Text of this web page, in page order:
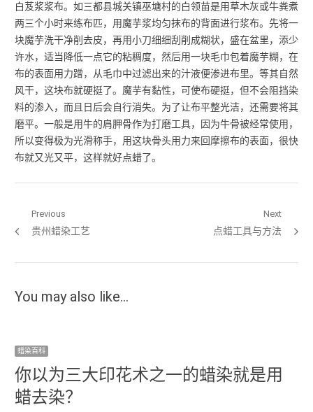
白芨浆浆布。如三都县城关镇巫塘村的白领苗是用草木灰或牛粪煮
两三个小时来练布匹，用魔芋浆均匀抹布的背面进行浆布。先将一
块魔芋洗干净削去皮，再用小刀细细刮削成糊状，盛在盆里，添少
许水，适当降低一点它的粘稠度，然后用一块毛巾包着魔芋糊，在
布的表面用力蹭，从毛巾中过滤出来的汁液便渗进布里。等其自然
风干，这块布就硬挺了。魔芋有黏性，可使布硬挺，但不会阻挡染
料的渗入，而且日后会自行消失。为了让布平整光洁，还需要将其
磨平。一般是用牛的肩胛骨作为打磨工具，因为牛骨被经常使用，
所以变得极为光滑称手，用这块骨头用力来回摩擦布的表面，很快
布就又光又平，这样就好点蜡了。
文章导航
Previous
Previous post:
贵州蜡染工艺
Next
Next post:
点蜡工具与方法
You may also like...
蜡染百科
你以为三大印花术之一的蜡染就是用
蜡去染？